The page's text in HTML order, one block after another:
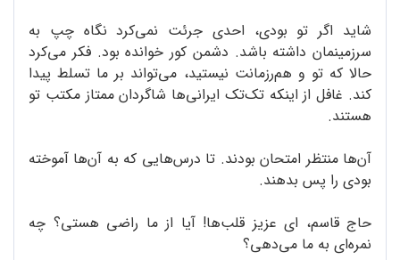
شاید اگر تو بودی، احدی جرئت نمی‌کرد نگاه چپ به
سرزمینمان داشته باشد. دشمن کور خوانده بود. فکر می‌کرد
حالا که تو و هم‌رزمانت نیستید، می‌تواند بر ما تسلط پیدا
کند. غافل از اینکه تک‌تک ایرانی‌ها شاگردان ممتاز مکتب تو
هستند.
آن‌ها منتظر امتحان بودند. تا درس‌هایی که به آن‌ها آموخته
بودی را پس بدهند.
حاج قاسم، ای عزیز قلب‌ها! آیا از ما راضی هستی؟ چه
نمره‌ای به ما می‌دهی؟